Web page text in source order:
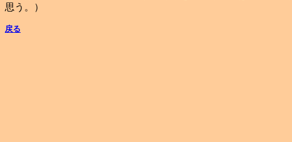
思う。）
戻る